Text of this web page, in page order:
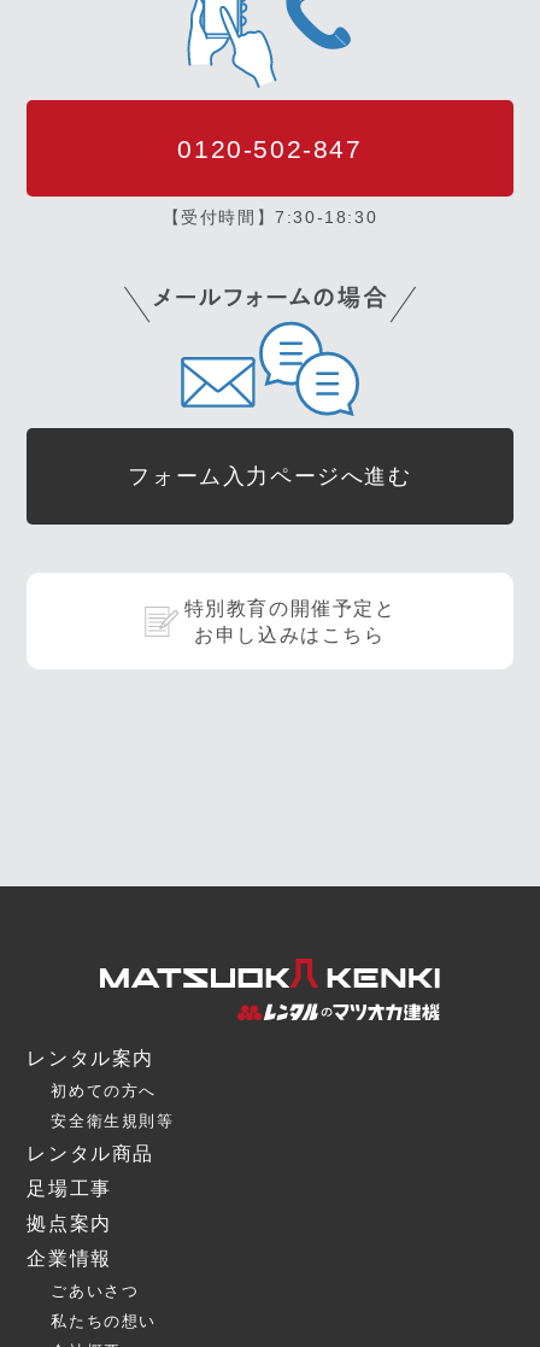
0120-502-847
【受付時間】7:30-18:30
フォーム入力ページへ進む
特別教育の開催予定と
お申し込みはこちら
レンタル案内
初めての方へ
安全衛生規則等
レンタル商品
足場工事
拠点案内
企業情報
ごあいさつ
私たちの想い